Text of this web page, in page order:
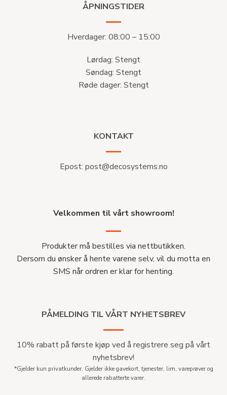
ÅPNINGSTIDER
Hverdager: 08:00 – 15:00
Lørdag: Stengt
Søndag: Stengt
Røde dager: Stengt
KONTAKT
Epost: post@decosystems.no
Velkommen til vårt showroom!
Produkter må bestilles via nettbutikken.
Dersom du ønsker å hente varene selv, vil du motta en
SMS når ordren er klar for henting.
PÅMELDING TIL VÅRT NYHETSBREV
10% rabatt på første kjøp ved å registrere seg på vårt
nyhetsbrev!
*Gjelder kun privatkunder. Gjelder ikke gavekort, tjenester, lim, vareprøver og
allerede rabatterte varer.